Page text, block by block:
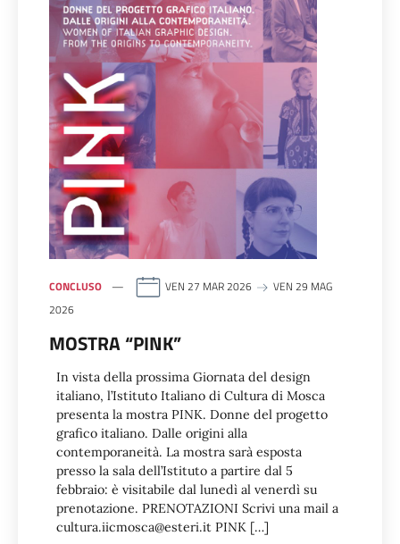
CONCLUSO VEN 27 MAR 2026
VEN 29 MAG
2026
MOSTRA “PINK”
In vista della prossima Giornata del design
italiano, l’Istituto Italiano di Cultura di Mosca
presenta la mostra PINK. Donne del progetto
grafico italiano. Dalle origini alla
contemporaneità. La mostra sarà esposta
presso la sala dell’Istituto a partire dal 5
febbraio: è visitabile dal lunedì al venerdì su
prenotazione. PRENOTAZIONI Scrivi una mail a
cultura.iicmosca@esteri.it PINK […]